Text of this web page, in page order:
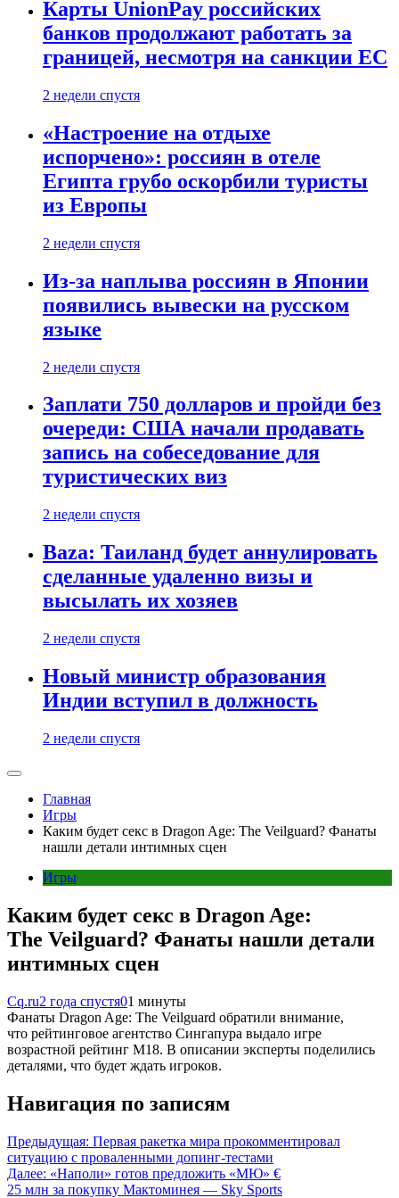
Карты UnionPay российских
банков продолжают работать за
границей, несмотря на санкции ЕС
2 недели спустя
«Настроение на отдыхе
испорчено»: россиян в отеле
Египта грубо оскорбили туристы
из Европы
2 недели спустя
Из-за наплыва россиян в Японии
появились вывески на русском
языке
2 недели спустя
Заплати 750 долларов и пройди без
очереди: США начали продавать
запись на собеседование для
туристических виз
2 недели спустя
Baza: Таиланд будет аннулировать
сделанные удаленно визы и
высылать их хозяев
2 недели спустя
Новый министр образования
Индии вступил в должность
2 недели спустя
Главная
Игры
Каким будет секс в Dragon Age: The Veilguard? Фанаты
нашли детали интимных сцен
Игры
Каким будет секс в Dragon Age:
The Veilguard? Фанаты нашли детали
интимных сцен
Cq.ru2 года спустя01 минуты
Фанаты Dragon Age: The Veilguard обратили внимание,
что рейтинговое агентство Сингапура выдало игре
возрастной рейтинг M18. В описании эксперты поделились
деталями, что будет ждать игроков.
Навигация по записям
Предыдущая: Первая ракетка мира прокомментировал
ситуацию с проваленными допинг-тестами
Далее: «Наполи» готов предложить «МЮ» €
25 млн за покупку Мактоминея — Sky Sports